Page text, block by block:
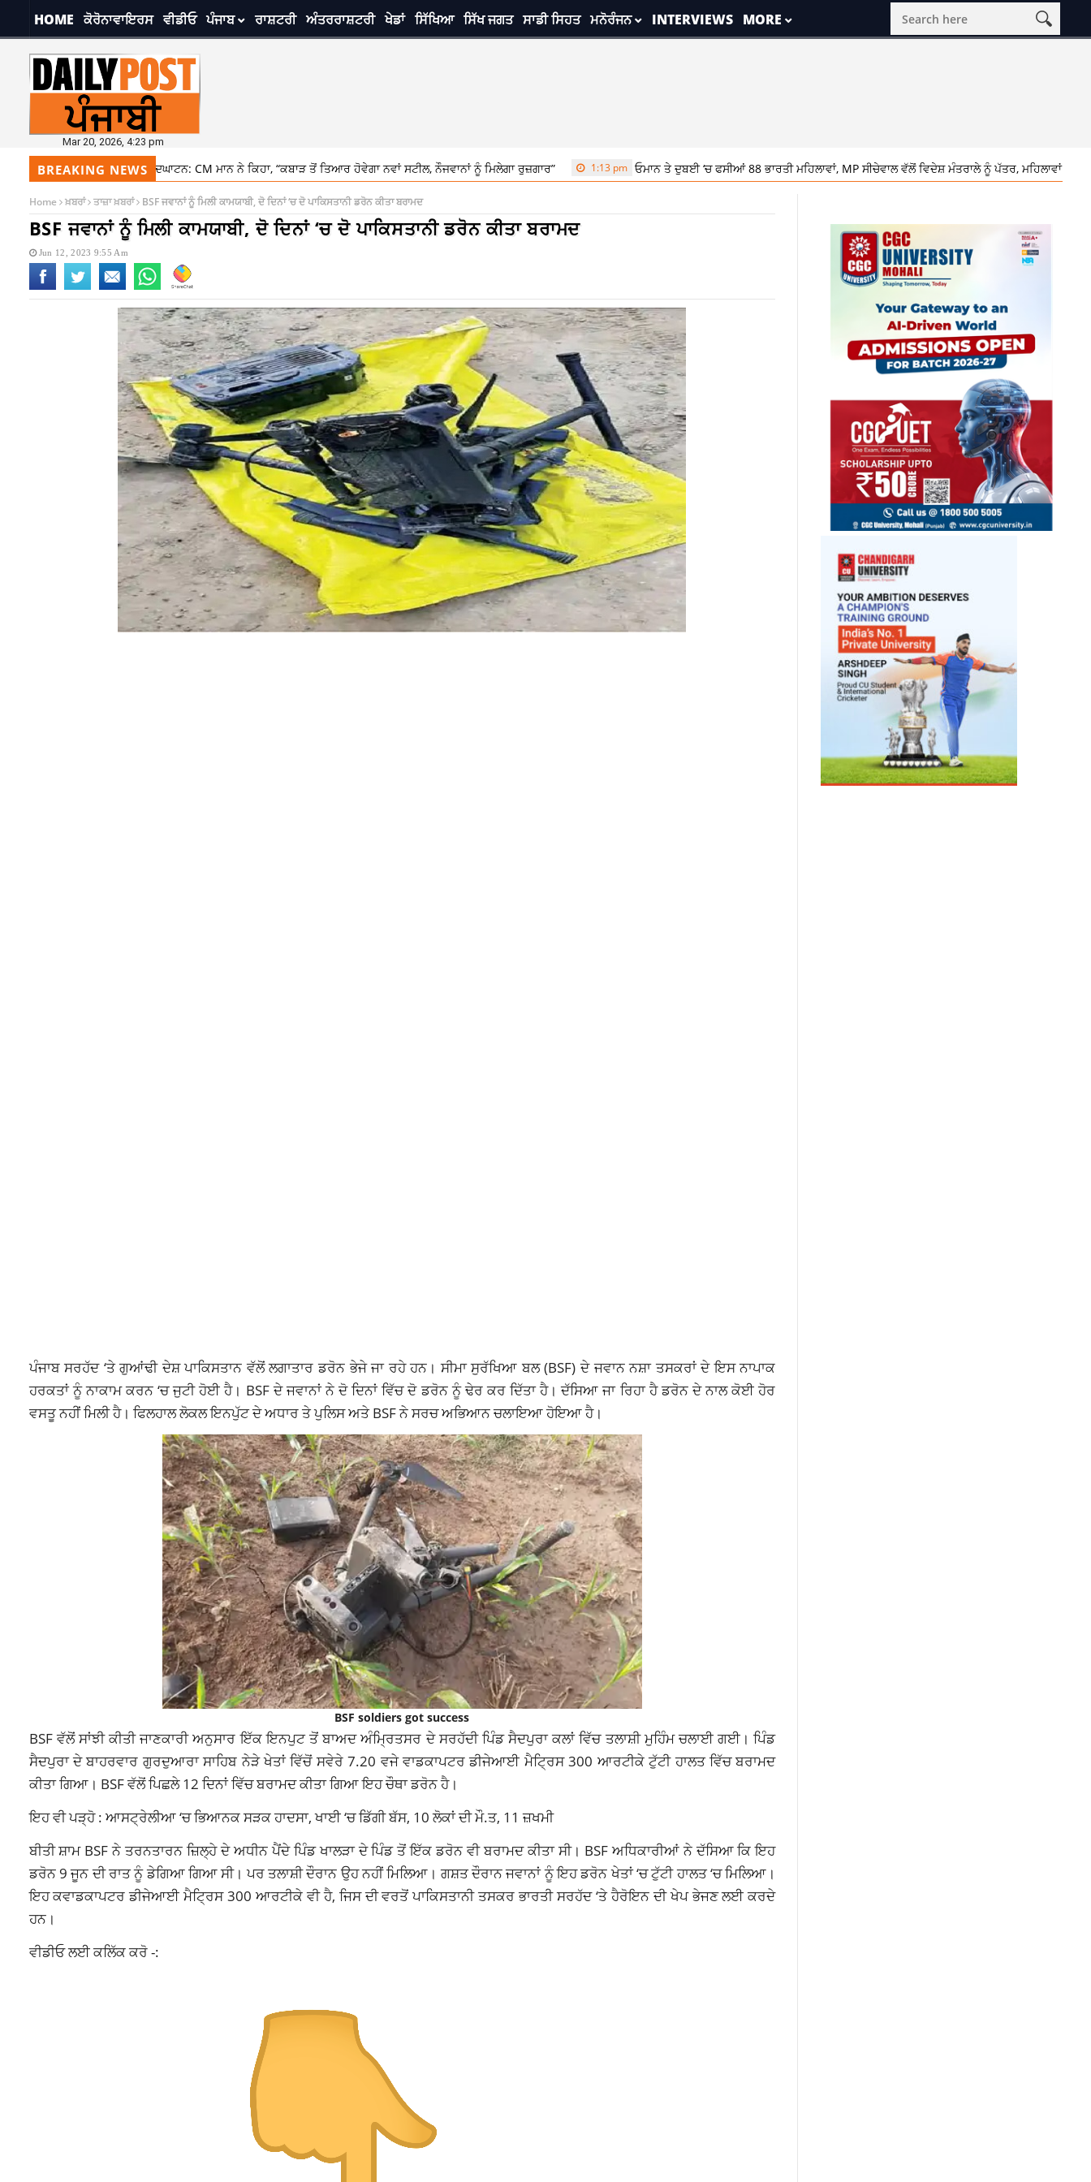
HOME ਕੋਰੋਨਾਵਾਇਰਸ ਵੀਡੀਓ ਪੰਜਾਬ ਰਾਸ਼ਟਰੀ ਅੰਤਰਰਾਸ਼ਟਰੀ ਖੇਡਾਂ ਸਿੱਖਿਆ ਸਿੱਖ ਜਗਤ ਸਾਡੀ ਸਿਹਤ ਮਨੋਰੰਜਨ INTERVIEWS MORE
Mar 20, 2026, 4:23 pm
BREAKING NEWS
ਸਟੀਲ ਪਲਾਂਟ ਦਾ ਉਦਘਾਟਨ: CM ਮਾਨ ਨੇ ਕਿਹਾ, “ਕਬਾੜ ਤੋਂ ਤਿਆਰ ਹੋਵੇਗਾ ਨਵਾਂ ਸਟੀਲ, ਨੌਜਵਾਨਾਂ ਨੂੰ ਮਿਲੇਗਾ ਰੁਜ਼ਗਾਰ” 1:13 pm ਓਮਾਨ ਤੇ ਦੁਬਈ ‘ਚ ਫਸੀਆਂ 88 ਭਾਰਤੀ ਮਹਿਲਾਵਾਂ, MP ਸੀਚੇਵਾਲ ਵੱਲੋਂ ਵਿਦੇਸ਼ ਮੰਤਰਾਲੇ ਨੂੰ ਪੱਤਰ, ਮਹਿਲਾਵਾਂ ਦੀ ਵਾਪਸੀ ਦੀ
Home ਖ਼ਬਰਾਂ ਤਾਜ਼ਾ ਖ਼ਬਰਾਂ BSF ਜਵਾਨਾਂ ਨੂੰ ਮਿਲੀ ਕਾਮਯਾਬੀ, ਦੋ ਦਿਨਾਂ ‘ਚ ਦੋ ਪਾਕਿਸਤਾਨੀ ਡਰੋਨ ਕੀਤਾ ਬਰਾਮਦ
BSF ਜਵਾਨਾਂ ਨੂੰ ਮਿਲੀ ਕਾਮਯਾਬੀ, ਦੋ ਦਿਨਾਂ ‘ਚ ਦੋ ਪਾਕਿਸਤਾਨੀ ਡਰੋਨ ਕੀਤਾ ਬਰਾਮਦ
Jun 12, 2023 9:55 Am
ਪੰਜਾਬ ਸਰਹੱਦ ‘ਤੇ ਗੁਆਂਢੀ ਦੇਸ਼ ਪਾਕਿਸਤਾਨ ਵੱਲੋਂ ਲਗਾਤਾਰ ਡਰੋਨ ਭੇਜੇ ਜਾ ਰਹੇ ਹਨ। ਸੀਮਾ ਸੁਰੱਖਿਆ ਬਲ (BSF) ਦੇ ਜਵਾਨ ਨਸ਼ਾ ਤਸਕਰਾਂ ਦੇ ਇਸ ਨਾਪਾਕ
ਹਰਕਤਾਂ ਨੂੰ ਨਾਕਾਮ ਕਰਨ ‘ਚ ਜੁਟੀ ਹੋਈ ਹੈ। BSF ਦੇ ਜਵਾਨਾਂ ਨੇ ਦੋ ਦਿਨਾਂ ਵਿੱਚ ਦੋ ਡਰੋਨ ਨੂੰ ਢੇਰ ਕਰ ਦਿੱਤਾ ਹੈ। ਦੱਸਿਆ ਜਾ ਰਿਹਾ ਹੈ ਡਰੋਨ ਦੇ ਨਾਲ ਕੋਈ ਹੋਰ
ਵਸਤੂ ਨਹੀਂ ਮਿਲੀ ਹੈ। ਫਿਲਹਾਲ ਲੋਕਲ ਇਨਪੁੱਟ ਦੇ ਅਧਾਰ ਤੇ ਪੁਲਿਸ ਅਤੇ BSF ਨੇ ਸਰਚ ਅਭਿਆਨ ਚਲਾਇਆ ਹੋਇਆ ਹੈ।
BSF soldiers got success
BSF ਵੱਲੋਂ ਸਾਂਝੀ ਕੀਤੀ ਜਾਣਕਾਰੀ ਅਨੁਸਾਰ ਇੱਕ ਇਨਪੁਟ ਤੋਂ ਬਾਅਦ ਅੰਮ੍ਰਿਤਸਰ ਦੇ ਸਰਹੱਦੀ ਪਿੰਡ ਸੈਦਪੁਰਾ ਕਲਾਂ ਵਿੱਚ ਤਲਾਸ਼ੀ ਮੁਹਿੰਮ ਚਲਾਈ ਗਈ। ਪਿੰਡ
ਸੈਦਪੁਰਾ ਦੇ ਬਾਹਰਵਾਰ ਗੁਰਦੁਆਰਾ ਸਾਹਿਬ ਨੇੜੇ ਖੇਤਾਂ ਵਿੱਚੋਂ ਸਵੇਰੇ 7.20 ਵਜੇ ਵਾਡਕਾਪਟਰ ਡੀਜੇਆਈ ਮੈਟ੍ਰਿਸ 300 ਆਰਟੀਕੇ ਟੁੱਟੀ ਹਾਲਤ ਵਿੱਚ ਬਰਾਮਦ
ਕੀਤਾ ਗਿਆ। BSF ਵੱਲੋਂ ਪਿਛਲੇ 12 ਦਿਨਾਂ ਵਿੱਚ ਬਰਾਮਦ ਕੀਤਾ ਗਿਆ ਇਹ ਚੌਥਾ ਡਰੋਨ ਹੈ।
ਇਹ ਵੀ ਪੜ੍ਹੋ :ਆਸਟ੍ਰੇਲੀਆ ‘ਚ ਭਿਆਨਕ ਸੜਕ ਹਾਦਸਾ, ਖਾਈ ‘ਚ ਡਿੱਗੀ ਬੱਸ, 10 ਲੋਕਾਂ ਦੀ ਮੌ.ਤ, 11 ਜ਼ਖਮੀ
ਬੀਤੀ ਸ਼ਾਮ BSF ਨੇ ਤਰਨਤਾਰਨ ਜ਼ਿਲ੍ਹੇ ਦੇ ਅਧੀਨ ਪੈਂਦੇ ਪਿੰਡ ਖਾਲੜਾ ਦੇ ਪਿੰਡ ਤੋਂ ਇੱਕ ਡਰੋਨ ਵੀ ਬਰਾਮਦ ਕੀਤਾ ਸੀ। BSF ਅਧਿਕਾਰੀਆਂ ਨੇ ਦੱਸਿਆ ਕਿ ਇਹ
ਡਰੋਨ 9 ਜੂਨ ਦੀ ਰਾਤ ਨੂੰ ਡੇਗਿਆ ਗਿਆ ਸੀ। ਪਰ ਤਲਾਸ਼ੀ ਦੌਰਾਨ ਉਹ ਨਹੀਂ ਮਿਲਿਆ। ਗਸ਼ਤ ਦੌਰਾਨ ਜਵਾਨਾਂ ਨੂੰ ਇਹ ਡਰੋਨ ਖੇਤਾਂ ‘ਚ ਟੁੱਟੀ ਹਾਲਤ ‘ਚ ਮਿਲਿਆ।
ਇਹ ਕਵਾਡਕਾਪਟਰ ਡੀਜੇਆਈ ਮੈਟ੍ਰਿਸ 300 ਆਰਟੀਕੇ ਵੀ ਹੈ, ਜਿਸ ਦੀ ਵਰਤੋਂ ਪਾਕਿਸਤਾਨੀ ਤਸਕਰ ਭਾਰਤੀ ਸਰਹੱਦ ‘ਤੇ ਹੈਰੋਇਨ ਦੀ ਖੇਪ ਭੇਜਣ ਲਈ ਕਰਦੇ
ਹਨ।
ਵੀਡੀਓ ਲਈ ਕਲਿੱਕ ਕਰੋ -: